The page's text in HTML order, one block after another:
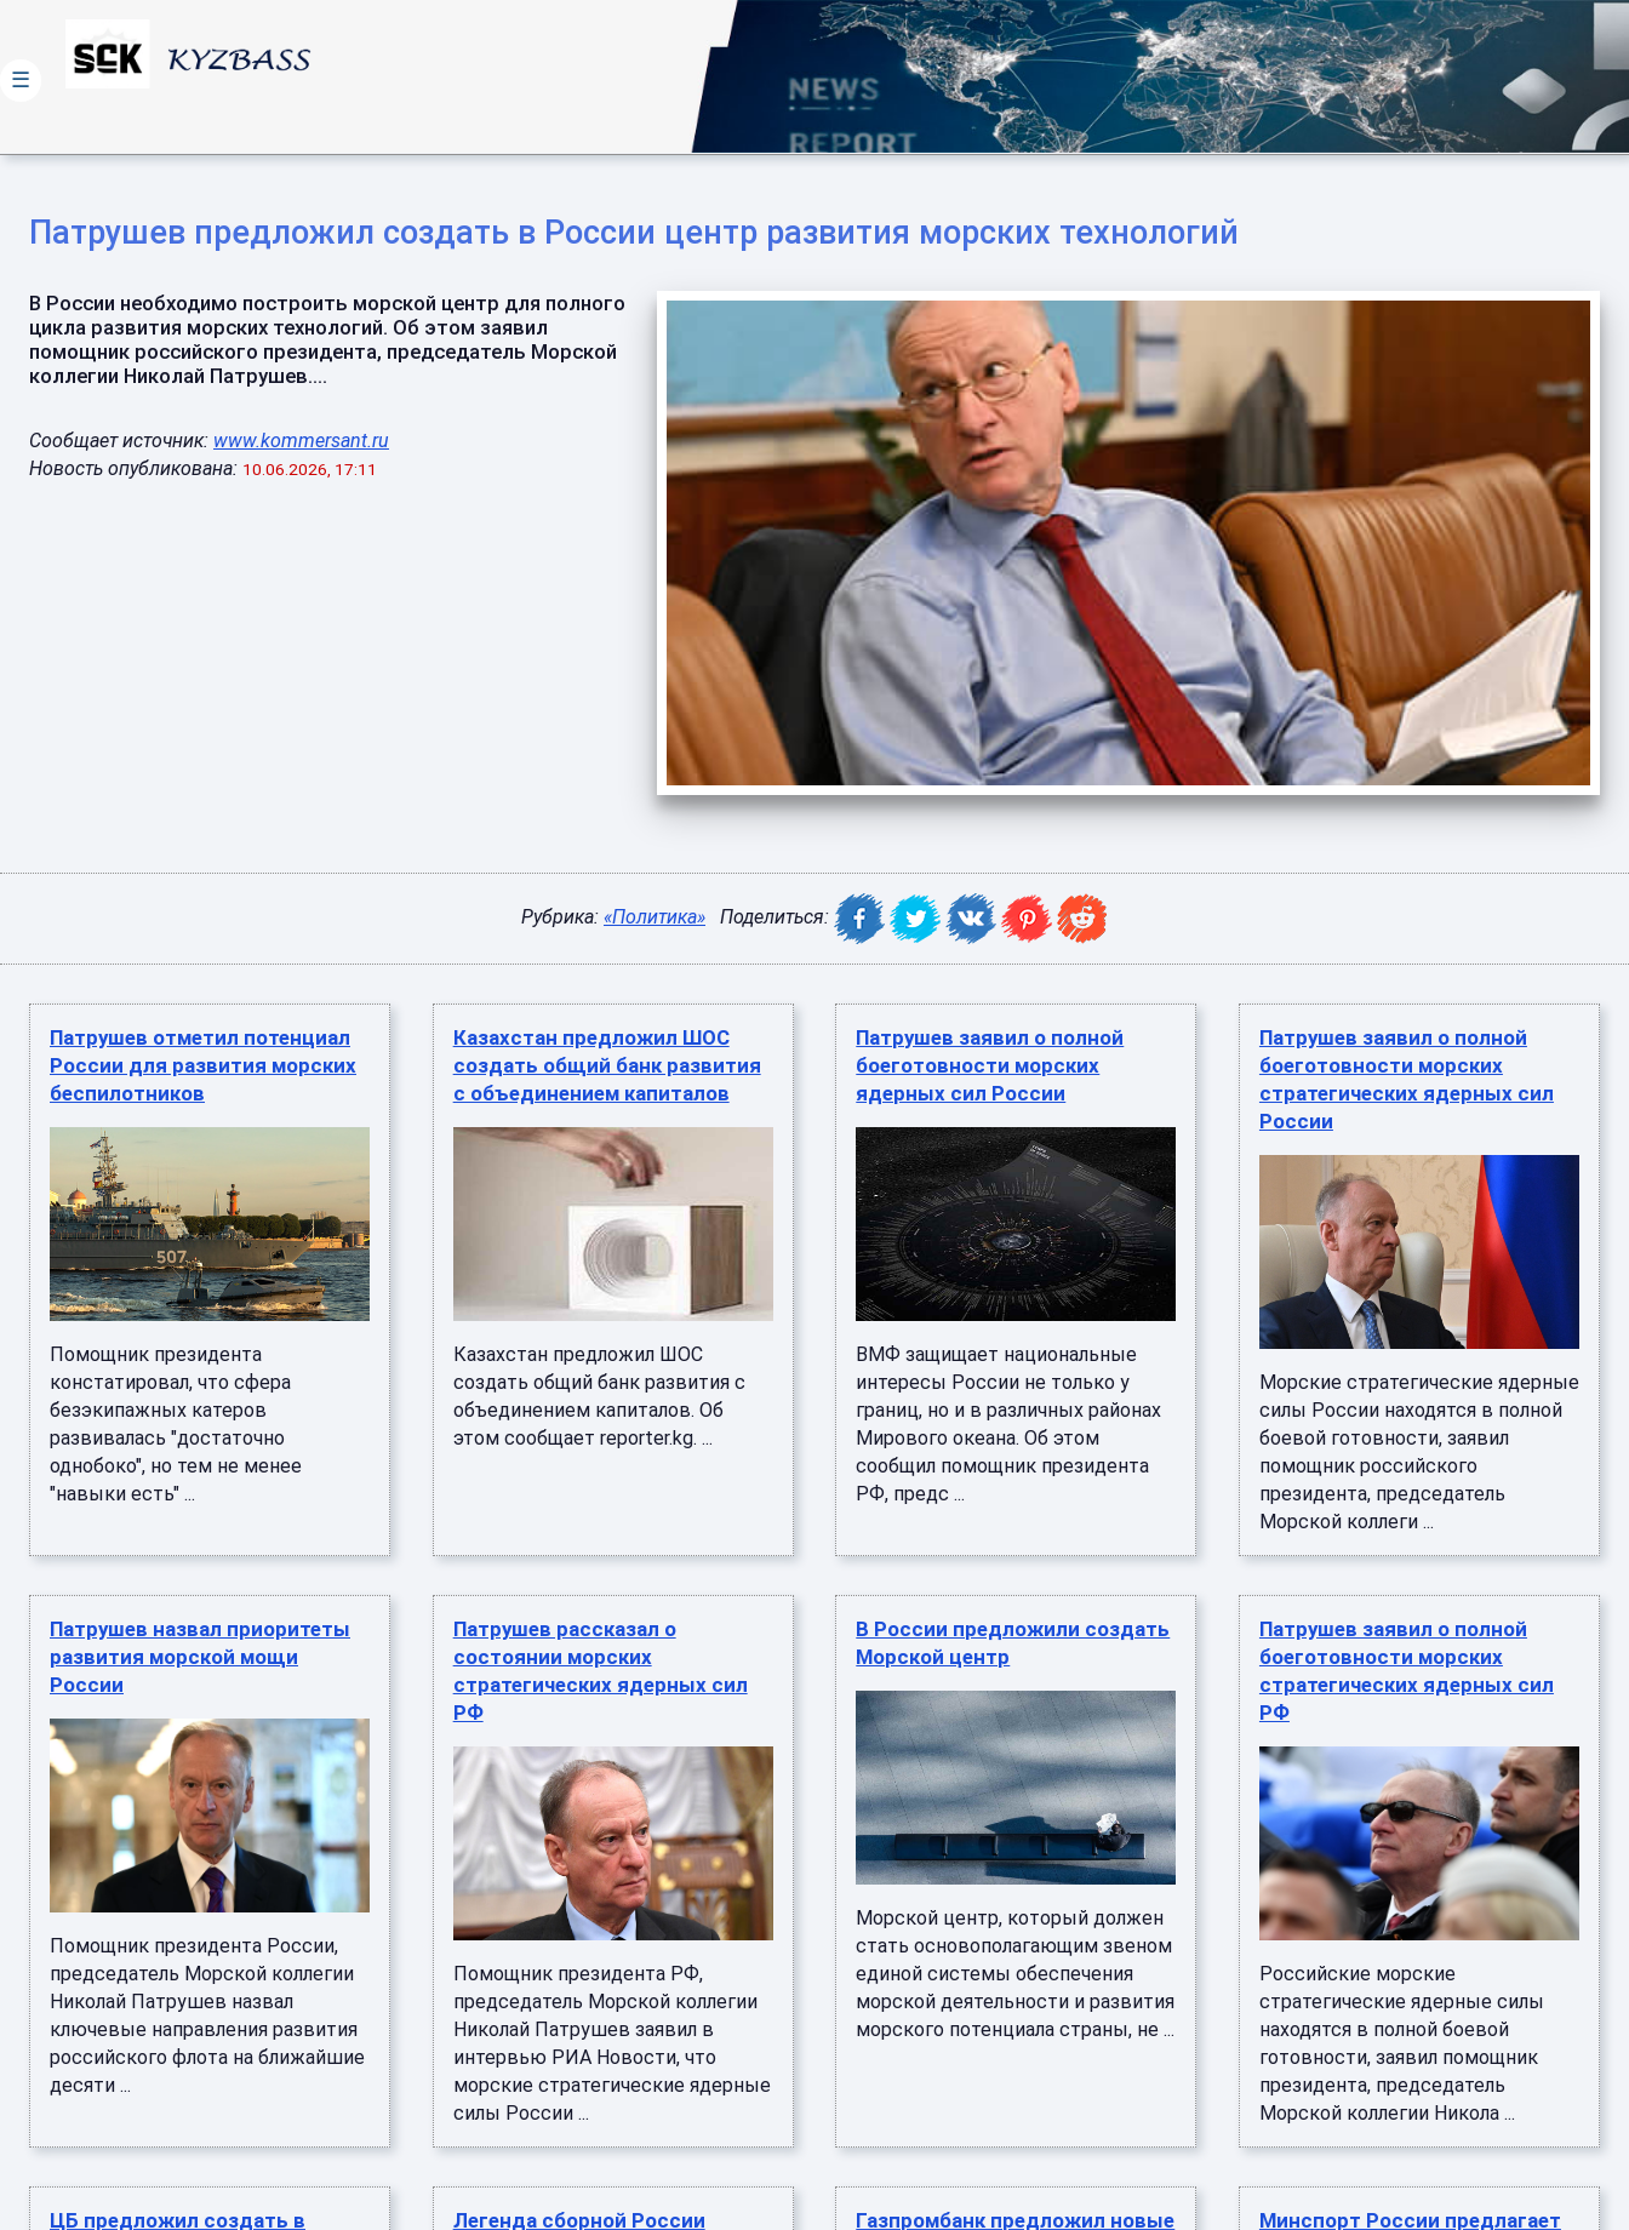
Патрушев предложил создать в России центр развития морских технологий
В России необходимо построить морской центр для полного
цикла развития морских технологий. Об этом заявил
помощник российского президента, председатель Морской
коллегии Николай Патрушев....
Сообщает источник: www.kommersant.ru
Новость опубликована: 10.06.2026, 17:11
Рубрика: «Политика» Поделиться:
Патрушев отметил потенциал
России для развития морских
беспилотников
Помощник президента
констатировал, что сфера
безэкипажных катеров
развивалась "достаточно
однобоко", но тем не менее
"навыки есть" ...
Казахстан предложил ШОС
создать общий банк развития
с объединением капиталов
Казахстан предложил ШОС
создать общий банк развития с
объединением капиталов. Об
этом сообщает reporter.kg. ...
Патрушев заявил о полной
боеготовности морских
ядерных сил России
ВМФ защищает национальные
интересы России не только у
границ, но и в различных районах
Мирового океана. Об этом
сообщил помощник президента
РФ, предс ...
Патрушев заявил о полной
боеготовности морских
стратегических ядерных сил
России
Морские стратегические ядерные
силы России находятся в полной
боевой готовности, заявил
помощник российского
президента, председатель
Морской коллеги ...
Патрушев назвал приоритеты
развития морской мощи
России
Помощник президента России,
председатель Морской коллегии
Николай Патрушев назвал
ключевые направления развития
российского флота на ближайшие
десяти ...
Патрушев рассказал о
состоянии морских
стратегических ядерных сил
РФ
Помощник президента РФ,
председатель Морской коллегии
Николай Патрушев заявил в
интервью РИА Новости, что
морские стратегические ядерные
силы России ...
В России предложили создать
Морской центр
Морской центр, который должен
стать основополагающим звеном
единой системы обеспечения
морской деятельности и развития
морского потенциала страны, не ...
Патрушев заявил о полной
боеготовности морских
стратегических ядерных сил
РФ
Российские морские
стратегические ядерные силы
находятся в полной боевой
готовности, заявил помощник
президента, председатель
Морской коллегии Никола ...
ЦБ предложил создать в
Легенда сборной России
Газпромбанк предложил новые
Минспорт России предлагает
☰